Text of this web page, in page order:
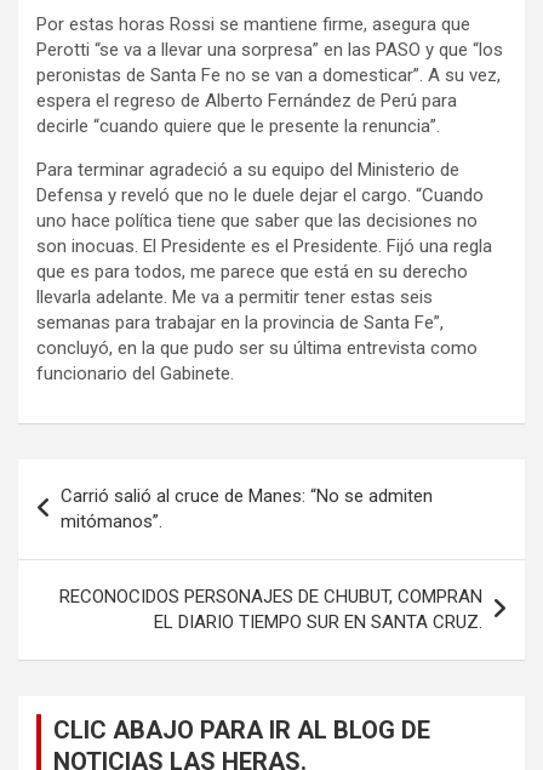
Por estas horas Rossi se mantiene firme, asegura que
Perotti “se va a llevar una sorpresa” en las PASO y que “los
peronistas de Santa Fe no se van a domesticar”. A su vez,
espera el regreso de Alberto Fernández de Perú para
decirle “cuando quiere que le presente la renuncia”.
Para terminar agradeció a su equipo del Ministerio de
Defensa y reveló que no le duele dejar el cargo. “Cuando
uno hace política tiene que saber que las decisiones no
son inocuas. El Presidente es el Presidente. Fijó una regla
que es para todos, me parece que está en su derecho
llevarla adelante. Me va a permitir tener estas seis
semanas para trabajar en la provincia de Santa Fe”,
concluyó, en la que pudo ser su última entrevista como
funcionario del Gabinete.
de
entradas
Carrió salió al cruce de Manes: “No se admiten
mitómanos”.
RECONOCIDOS PERSONAJES DE CHUBUT, COMPRAN
EL DIARIO TIEMPO SUR EN SANTA CRUZ.
CLIC ABAJO PARA IR AL BLOG DE
NOTICIAS LAS HERAS.